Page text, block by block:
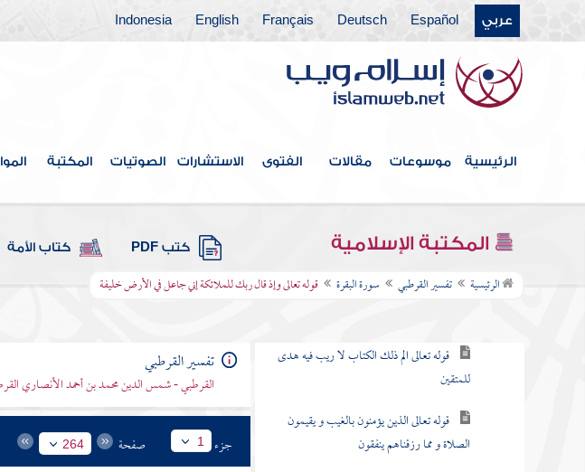
عربي Español
Deutsch
Français
English
Indonesia
الرئيسية موسوعات مقالات الفتوى الاستشارات الصوتيات المكتبة
المكتبة الإسلامية كتب PDF كتاب الأمة
الرئيسية تفسير القرطبي سورة البقرة قوله تعالى وإذ قال ربك للملائكة إني جاعل في الأرض خليفة
باب ما جاء من الحجة في الرد على
من طعن في القرآن وخالف مصحف
عثمان بالزيادة والنقصان
سورة الفاتحة
سورة البقرة
قوله تعالى الم ذلك الكتاب لا ريب فيه هدى
للمتقين
قوله تعالى الذين يؤمنون بالغيب و يقيمون
الصلاة و مما رزقناهم ينفقون
تفسير القرطبي
القرطبي - شمس الدين محمد بن أحمد الأنصاري
جزء 1 صفحة 264